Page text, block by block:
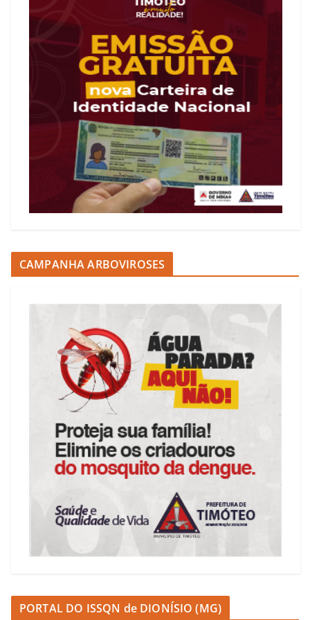
CAMPANHA ARBOVIROSES
PORTAL DO ISSQN de DIONÍSIO (MG)